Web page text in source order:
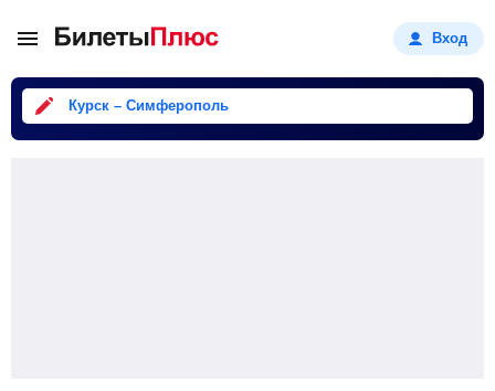
Вход
Курск – Симферополь